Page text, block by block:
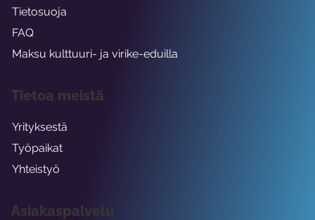
Asiakaspalvelu
Tietosuoja
FAQ
Maksu kulttuuri- ja virike-eduilla
Tietoa meistä
Yrityksestä
Työpaikat
Yhteistyö